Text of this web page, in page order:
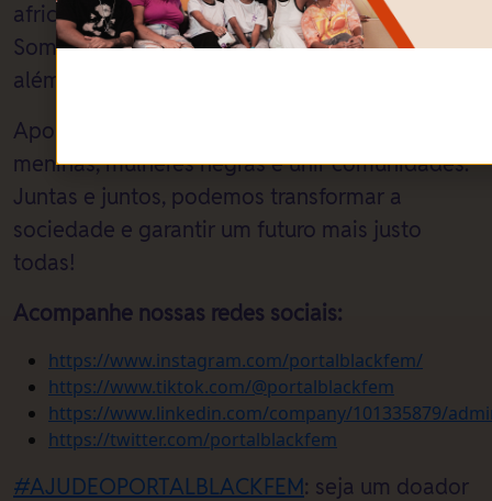
africana, são frequentemente silenciadas.
Somos majoritariamente mulheres, negras,
além de um time 100% negro.
Apoie nosso trabalho e ajude a celebrar
meninas, mulheres negras e unir comunidades.
Juntas e juntos, podemos transformar a
sociedade e garantir um futuro mais justo
todas!
Acompanhe nossas redes sociais:
https://www.instagram.com/portalblackfem/
https://www.tiktok.com/@portalblackfem
https://www.linkedin.com/company/101335879/
https://twitter.com/portalblackfem
#AJUDEOPORTALBLACKFEM: seja um doador